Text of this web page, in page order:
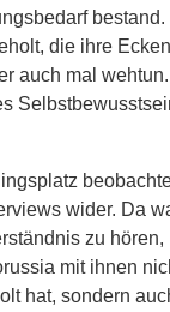
bestand.
die ihre Ecken
auch mal wehtun.
wider. Da
zu hören,
mit ihnen
hat, sondern